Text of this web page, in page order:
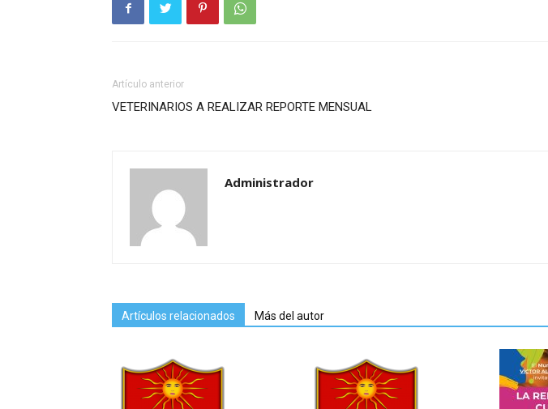
Artículo anterior
VETERINARIOS A REALIZAR REPORTE MENSUAL
Administrador
Artículos relacionados Más del autor